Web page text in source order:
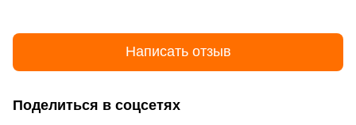
Написать отзыв
Поделиться в соцсетях